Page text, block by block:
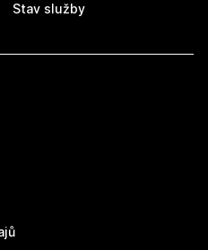
Stav služby